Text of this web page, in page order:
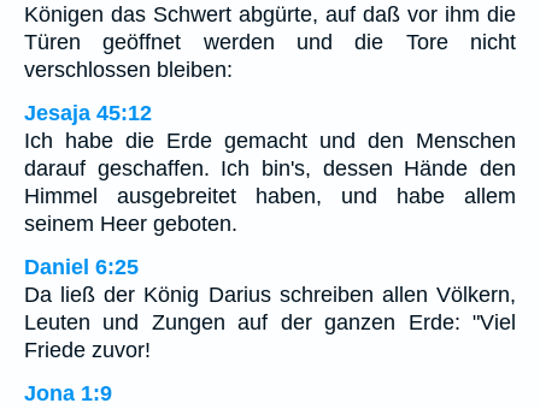
Königen das Schwert abgürte, auf daß vor ihm die
Türen geöffnet werden und die Tore nicht
verschlossen bleiben:
Jesaja 45:12
Ich habe die Erde gemacht und den Menschen
darauf geschaffen. Ich bin's, dessen Hände den
Himmel ausgebreitet haben, und habe allem
seinem Heer geboten.
Daniel 6:25
Da ließ der König Darius schreiben allen Völkern,
Leuten und Zungen auf der ganzen Erde: "Viel
Friede zuvor!
Jona 1:9